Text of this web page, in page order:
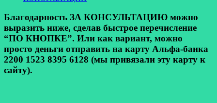
Благодарность ЗА КОНСУЛЬТАЦИЮ можно
выразить ниже, сделав быстрое перечисление
“ПО КНОПКЕ”. Или как вариант, можно
просто деньги отправить на карту Альфа-банка
2200 1523 8395 6128 (мы привязали эту карту к
сайту).